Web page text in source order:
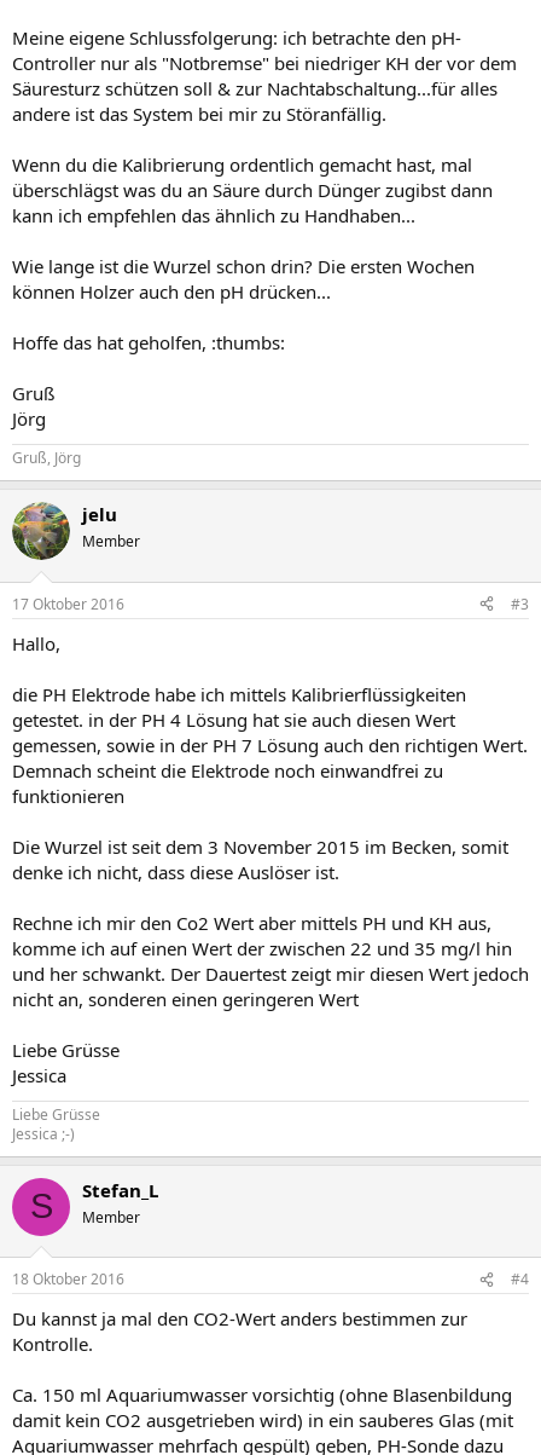
Meine eigene Schlussfolgerung: ich betrachte den pH-
Controller nur als "Notbremse" bei niedriger KH der vor dem
Säuresturz schützen soll & zur Nachtabschaltung...für alles
andere ist das System bei mir zu Störanfällig.
Wenn du die Kalibrierung ordentlich gemacht hast, mal
überschlägst was du an Säure durch Dünger zugibst dann
kann ich empfehlen das ähnlich zu Handhaben...
Wie lange ist die Wurzel schon drin? Die ersten Wochen
können Holzer auch den pH drücken...
Hoffe das hat geholfen, :thumbs:
Gruß
Jörg
Gruß, Jörg
jelu
Member
17 Oktober 2016 #3
Hallo,
die PH Elektrode habe ich mittels Kalibrierflüssigkeiten
getestet. in der PH 4 Lösung hat sie auch diesen Wert
gemessen, sowie in der PH 7 Lösung auch den richtigen Wert.
Demnach scheint die Elektrode noch einwandfrei zu
funktionieren
Die Wurzel ist seit dem 3 November 2015 im Becken, somit
denke ich nicht, dass diese Auslöser ist.
Rechne ich mir den Co2 Wert aber mittels PH und KH aus,
komme ich auf einen Wert der zwischen 22 und 35 mg/l hin
und her schwankt. Der Dauertest zeigt mir diesen Wert jedoch
nicht an, sonderen einen geringeren Wert
Liebe Grüsse
Jessica
Liebe Grüsse
Jessica ;-)
S Stefan_L
Member
18 Oktober 2016 #4
Du kannst ja mal den CO2-Wert anders bestimmen zur
Kontrolle.
Ca. 150 ml Aquariumwasser vorsichtig (ohne Blasenbildung
damit kein CO2 ausgetrieben wird) in ein sauberes Glas (mit
Aquariumwasser mehrfach gespült) geben, PH-Sonde dazu